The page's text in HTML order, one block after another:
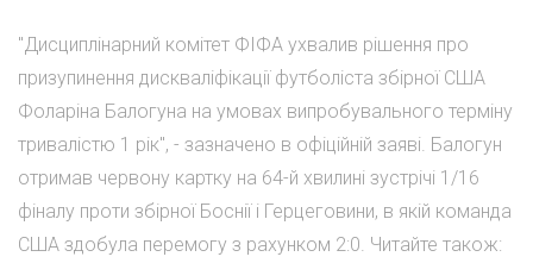
"Дисциплінарний комітет ФІФА ухвалив рішення про
призупинення дискваліфікації футболіста збірної США
Фоларіна Балогуна на умовах випробувального терміну
тривалістю 1 рік", - зазначено в офіційній заяві. Балогун
отримав червону картку на 64-й хвилині зустрічі 1/16
фіналу проти збірної Боснії і Герцеговини, в якій команда
США здобула перемогу з рахунком 2:0. Читайте також: